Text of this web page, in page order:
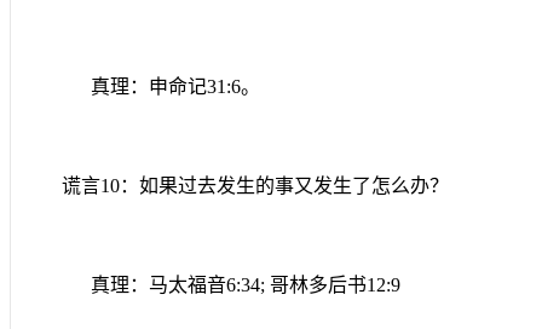
真理：申命记31:6。
谎言10：如果过去发生的事又发生了怎么办？
真理：马太福音6:34; 哥林多后书12:9